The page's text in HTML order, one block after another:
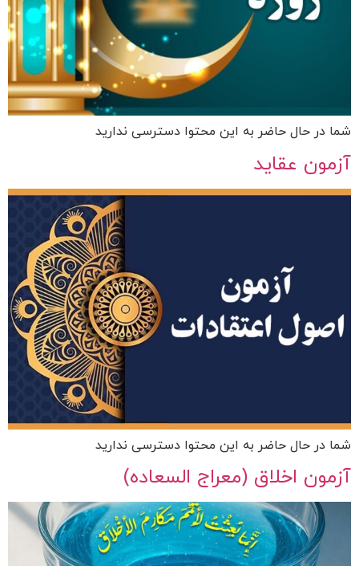
شما در حال حاضر به این محتوا دسترسی ندارید
آزمون عقاید
شما در حال حاضر به این محتوا دسترسی ندارید
آزمون اخلاق (معراج السعاده)